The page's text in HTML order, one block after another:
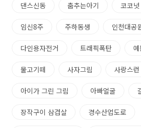
댄스신동 춤추는아기 코코
임신8주 주하동생 인천대공
다인용자전거 트래픽폭탄
물고기떼 사자그림 사랑스
아이가 그린 그림 아빠얼굴
장작구이 삼겹살 경수산업도로